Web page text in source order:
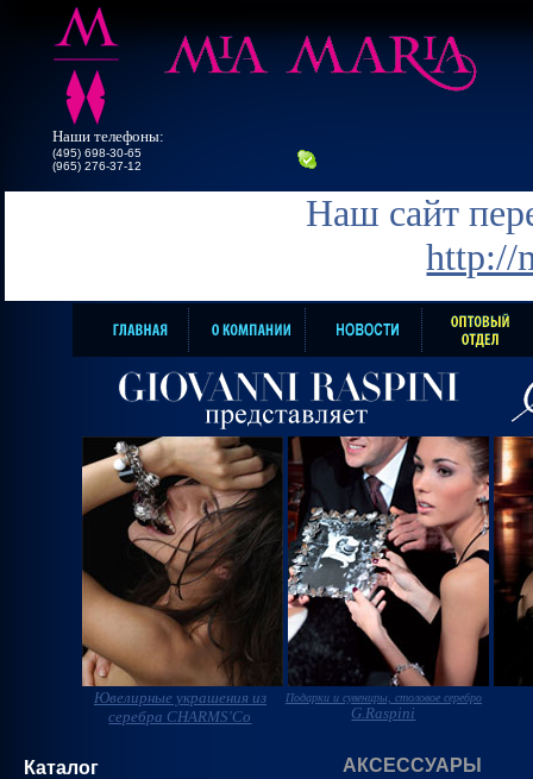
Наши телефоны:
(495) 698-30-65
(965) 276-37-12
Наш сайт
http://
Ювелирные украшения из
серебра CHARMS'Co
Подарки и сувениры, столовое серебро
G.Raspini
Каталог
АКСЕССУАРЫ